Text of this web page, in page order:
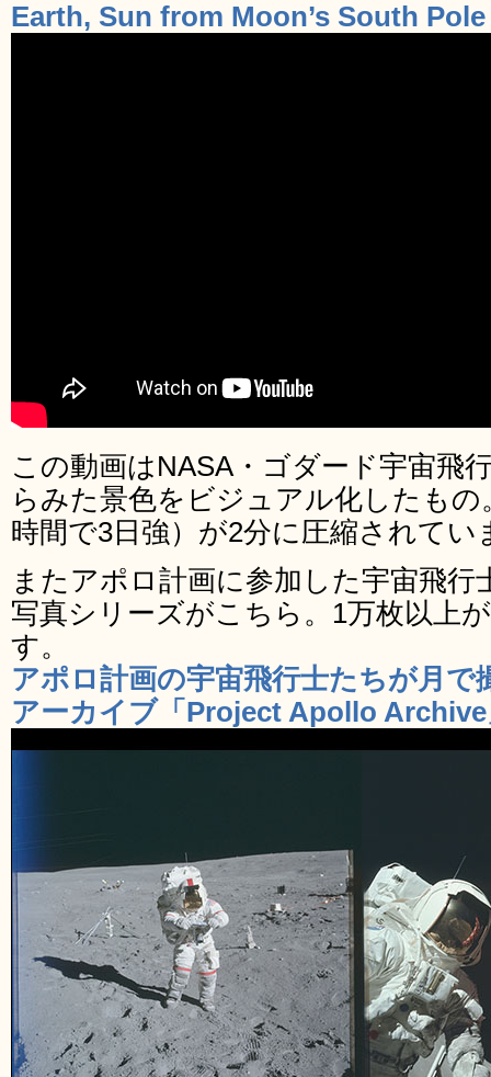
Earth, Sun from Moon’s South Pole
この動画はNASA・ゴダード宇宙飛
らみた景色をビジュアル化したも
時間で3日強）が2分に圧縮されてい
またアポロ計画に参加した宇宙飛
写真シリーズがこちら。1万枚以上
す。
アポロ計画の宇宙飛行士たちが月で
アーカイブ「Project Apollo Archive